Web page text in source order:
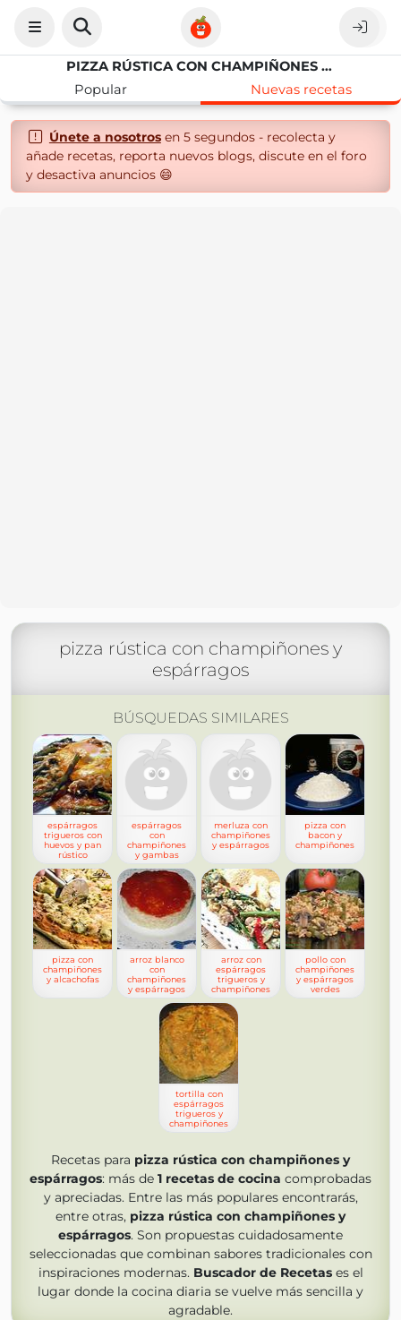
PIZZA RÚSTICA CON CHAMPIÑONES Y ESPÁRRAGOS
Popular
Nuevas recetas
Únete a nosotrosen 5 segundos - recolecta y
añade recetas, reporta nuevos blogs, discute en el foro
y desactiva anuncios 😄
pizza rústica con champiñones y
espárragos
BÚSQUEDAS SIMILARES
espárragos
trigueros con
huevos y pan
rústico
espárragos
con
champiñones
y gambas
merluza con
champiñones
y espárragos
pizza con
bacon y
champiñones
pizza con
champiñones
y alcachofas
arroz blanco
con
champiñones
y espárragos
arroz con
espárragos
trigueros y
champiñones
pollo con
champiñones
y espárragos
verdes
tortilla con
espárragos
trigueros y
champiñones
Recetas para pizza rústica con champiñones y
espárragos: más de 1 recetas de cocina comprobadas
y apreciadas. Entre las más populares encontrarás,
entre otras, pizza rústica con champiñones y
espárragos. Son propuestas cuidadosamente
seleccionadas que combinan sabores tradicionales con
inspiraciones modernas. Buscador de Recetases el
lugar donde la cocina diaria se vuelve más sencilla y
agradable.